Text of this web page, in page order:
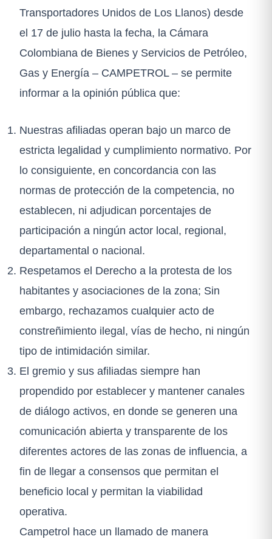
Transportadores Unidos de Los Llanos) desde
el 17 de julio hasta la fecha, la Cámara
Colombiana de Bienes y Servicios de Petróleo,
Gas y Energía – CAMPETROL – se permite
informar a la opinión pública que:
Nuestras afiliadas operan bajo un marco de
estricta legalidad y cumplimiento normativo. Por
lo consiguiente, en concordancia con las
normas de protección de la competencia, no
establecen, ni adjudican porcentajes de
participación a ningún actor local, regional,
departamental o nacional.
Respetamos el Derecho a la protesta de los
habitantes y asociaciones de la zona; Sin
embargo, rechazamos cualquier acto de
constreñimiento ilegal, vías de hecho, ni ningún
tipo de intimidación similar.
El gremio y sus afiliadas siempre han
propendido por establecer y mantener canales
de diálogo activos, en donde se generen una
comunicación abierta y transparente de los
diferentes actores de las zonas de influencia, a
fin de llegar a consensos que permitan el
beneficio local y permitan la viabilidad
operativa.
Campetrol hace un llamado de manera